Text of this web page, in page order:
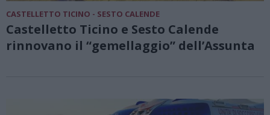
CASTELLETTO TICINO - SESTO CALENDE
Castelletto Ticino e Sesto Calende
rinnovano il “gemellaggio” dell’Assunta